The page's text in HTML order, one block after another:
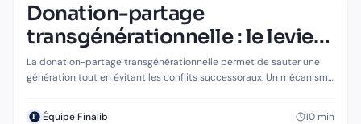
SUCCESSION & TRANSMISSION
Donation-partage transgénérationnelle :
le levier méconnu pour transmettre à vos
petits-enfants
Donation-partage
transgénérationnelle : le levier
méconnu pour transmettre à
vos petits-enfants
La donation-partage transgénérationnelle permet de sauter une
génération tout en évitant les conflits successoraux. Un mécanisme
approfondie.
Équipe Finalib 10min